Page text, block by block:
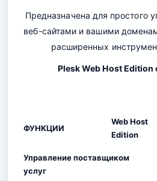
Предназначена для простого
веб-сайтами и вашими
расширенных
Plesk Web Host Edition
ФУНКЦИИ
Web Host
Edition
Управление поставщиком
услуг